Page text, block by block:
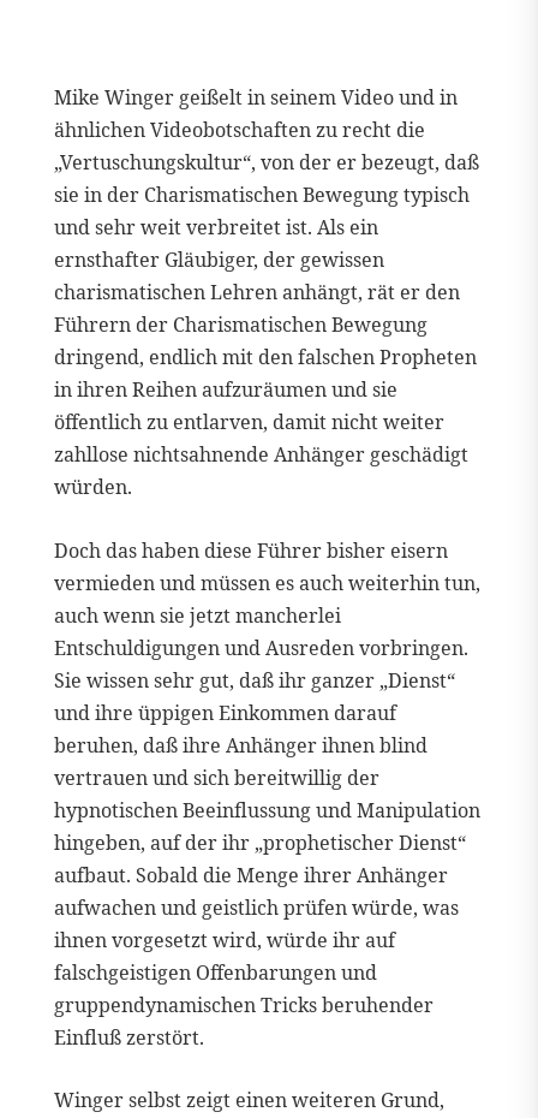
Mike Winger geißelt in seinem Video und in
ähnlichen Videobotschaften zu recht die
„Vertuschungskultur“, von der er bezeugt, daß
sie in der Charismatischen Bewegung typisch
und sehr weit verbreitet ist. Als ein
ernsthafter Gläubiger, der gewissen
charismatischen Lehren anhängt, rät er den
Führern der Charismatischen Bewegung
dringend, endlich mit den falschen Propheten
in ihren Reihen aufzuräumen und sie
öffentlich zu entlarven, damit nicht weiter
zahllose nichtsahnende Anhänger geschädigt
würden.
Doch das haben diese Führer bisher eisern
vermieden und müssen es auch weiterhin tun,
auch wenn sie jetzt mancherlei
Entschuldigungen und Ausreden vorbringen.
Sie wissen sehr gut, daß ihr ganzer „Dienst“
und ihre üppigen Einkommen darauf
beruhen, daß ihre Anhänger ihnen blind
vertrauen und sich bereitwillig der
hypnotischen Beeinflussung und Manipulation
hingeben, auf der ihr „prophetischer Dienst“
aufbaut. Sobald die Menge ihrer Anhänger
aufwachen und geistlich prüfen würde, was
ihnen vorgesetzt wird, würde ihr auf
falschgeistigen Offenbarungen und
gruppendynamischen Tricks beruhender
Einfluß zerstört.
Winger selbst zeigt einen weiteren Grund,